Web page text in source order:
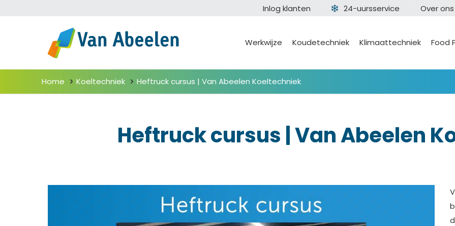
Inlog klanten 24-uursservice Over ons
Werkwijze Koudetechniek Klimaattechniek Food
Home Koeltechniek Heftruck cursus | Van Abeelen Koeltechniek
Heftruck cursus | Van Abeelen